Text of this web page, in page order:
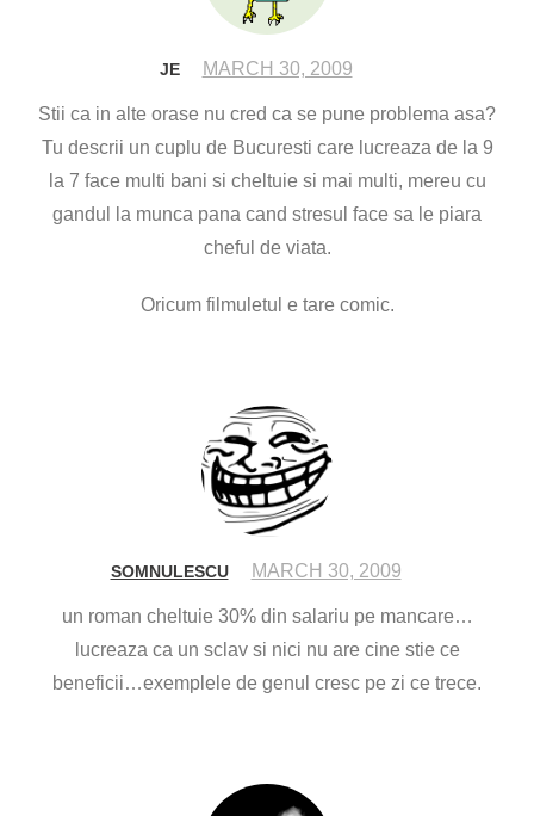
JE MARCH 30, 2009
Stii ca in alte orase nu cred ca se pune problema asa?
Tu descrii un cuplu de Bucuresti care lucreaza de la 9
la 7 face multi bani si cheltuie si mai multi, mereu cu
gandul la munca pana cand stresul face sa le piara
cheful de viata.
Oricum filmuletul e tare comic.
SOMNULESCU MARCH 30, 2009
un roman cheltuie 30% din salariu pe mancare…
lucreaza ca un sclav si nici nu are cine stie ce
beneficii…exemplele de genul cresc pe zi ce trece.